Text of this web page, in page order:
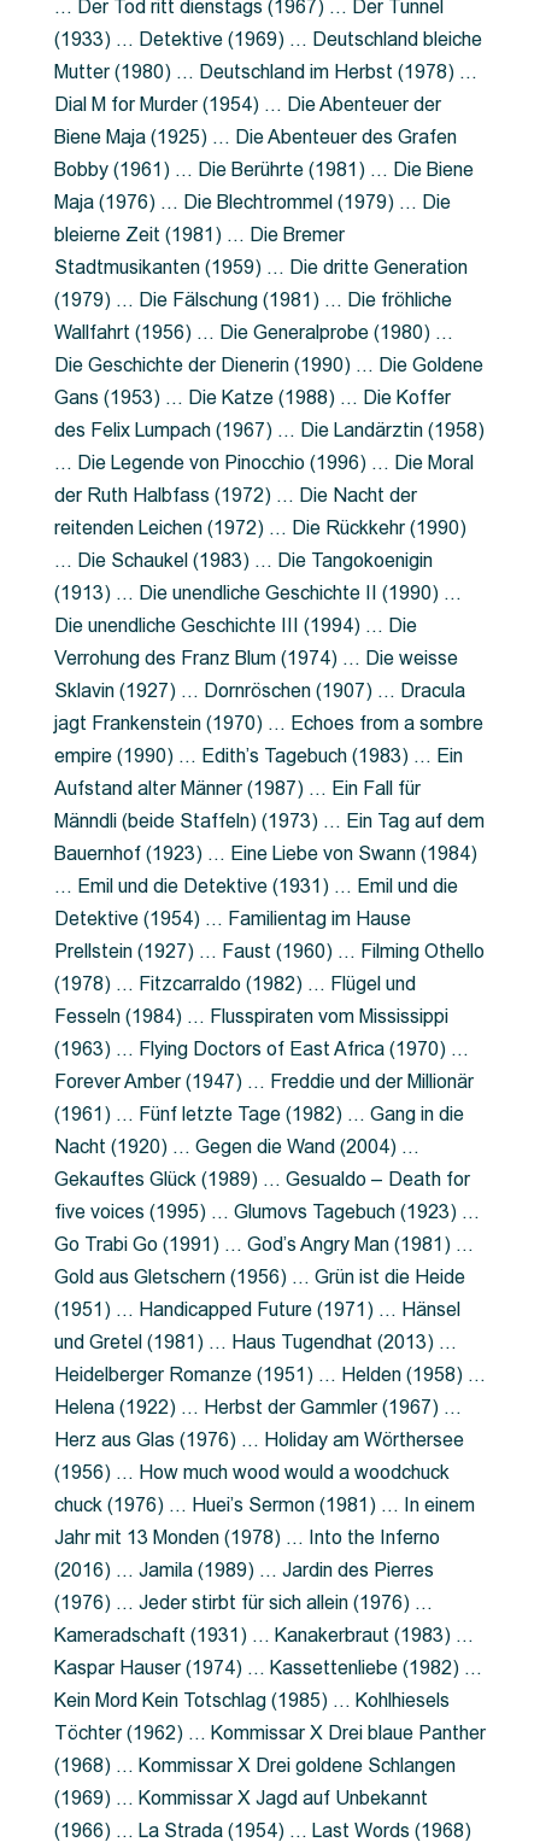
… Der Tod ritt dienstags (1967) … Der Tunnel
(1933) … Detektive (1969) … Deutschland bleiche
Mutter (1980) … Deutschland im Herbst (1978) …
Dial M for Murder (1954) … Die Abenteuer der
Biene Maja (1925) … Die Abenteuer des Grafen
Bobby (1961) … Die Berührte (1981) … Die Biene
Maja (1976) … Die Blechtrommel (1979) … Die
bleierne Zeit (1981) … Die Bremer
Stadtmusikanten (1959) … Die dritte Generation
(1979) … Die Fälschung (1981) … Die fröhliche
Wallfahrt (1956) … Die Generalprobe (1980) …
Die Geschichte der Dienerin (1990) … Die Goldene
Gans (1953) … Die Katze (1988) … Die Koffer
des Felix Lumpach (1967) … Die Landärztin (1958)
… Die Legende von Pinocchio (1996) … Die Moral
der Ruth Halbfass (1972) … Die Nacht der
reitenden Leichen (1972) … Die Rückkehr (1990)
… Die Schaukel (1983) … Die Tangokoenigin
(1913) … Die unendliche Geschichte II (1990) …
Die unendliche Geschichte III (1994) … Die
Verrohung des Franz Blum (1974) … Die weisse
Sklavin (1927) … Dornröschen (1907) … Dracula
jagt Frankenstein (1970) … Echoes from a sombre
empire (1990) … Edith’s Tagebuch (1983) … Ein
Aufstand alter Männer (1987) … Ein Fall für
Männdli (beide Staffeln) (1973) … Ein Tag auf dem
Bauernhof (1923) … Eine Liebe von Swann (1984)
… Emil und die Detektive (1931) … Emil und die
Detektive (1954) … Familientag im Hause
Prellstein (1927) … Faust (1960) … Filming Othello
(1978) … Fitzcarraldo (1982) … Flügel und
Fesseln (1984) … Flusspiraten vom Mississippi
(1963) … Flying Doctors of East Africa (1970) …
Forever Amber (1947) … Freddie und der Millionär
(1961) … Fünf letzte Tage (1982) … Gang in die
Nacht (1920) … Gegen die Wand (2004) …
Gekauftes Glück (1989) … Gesualdo – Death for
five voices (1995) … Glumovs Tagebuch (1923) …
Go Trabi Go (1991) … God’s Angry Man (1981) …
Gold aus Gletschern (1956) … Grün ist die Heide
(1951) … Handicapped Future (1971) … Hänsel
und Gretel (1981) … Haus Tugendhat (2013) …
Heidelberger Romanze (1951) … Helden (1958) …
Helena (1922) … Herbst der Gammler (1967) …
Herz aus Glas (1976) … Holiday am Wörthersee
(1956) … How much wood would a woodchuck
chuck (1976) … Huei’s Sermon (1981) … In einem
Jahr mit 13 Monden (1978) … Into the Inferno
(2016) … Jamila (1989) … Jardin des Pierres
(1976) … Jeder stirbt für sich allein (1976) …
Kameradschaft (1931) … Kanakerbraut (1983) …
Kaspar Hauser (1974) … Kassettenliebe (1982) …
Kein Mord Kein Totschlag (1985) … Kohlhiesels
Töchter (1962) … Kommissar X Drei blaue Panther
(1968) … Kommissar X Drei goldene Schlangen
(1969) … Kommissar X Jagd auf Unbekannt
(1966) … La Strada (1954) … Last Words (1968)